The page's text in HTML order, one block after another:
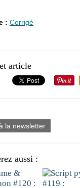
: Corrigé
article
la newsletter
aussi :